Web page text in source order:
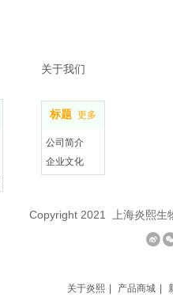
标题 更多
公司简介
企业文化
关于我们
Copyright 2021 上海炎熙生
关于炎熙 产品商城